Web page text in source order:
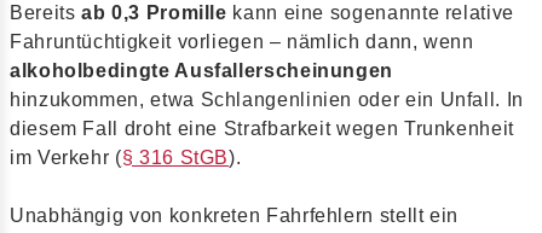
Bereitsab 0,3 Promille kann eine sogenannte relative
Fahruntüchtigkeit vorliegen – nämlich dann, wenn
alkoholbedingte Ausfallerscheinungen
hinzukommen, etwa Schlangenlinien oder ein Unfall. In
diesem Fall droht eine Strafbarkeit wegen Trunkenheit
im Verkehr (§ 316 StGB).
Unabhängig von konkreten Fahrfehlern stellt ein